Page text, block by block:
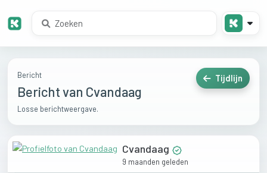
Bericht
Bericht van Cvandaag
Losse berichtweergave.
Tijdlijn
Cvandaag
9 maanden geleden